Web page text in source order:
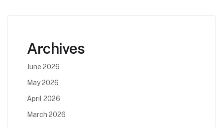
Archives
June 2026
May 2026
April 2026
March 2026